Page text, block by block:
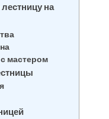
на
мастером